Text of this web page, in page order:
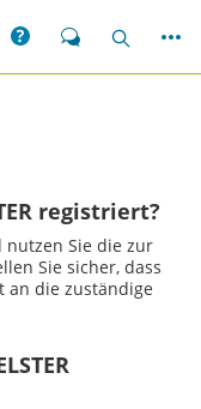
Hilfe Chat Suche
registriert?
nutzen Sie die zur
Sie sicher, dass
an die zuständige